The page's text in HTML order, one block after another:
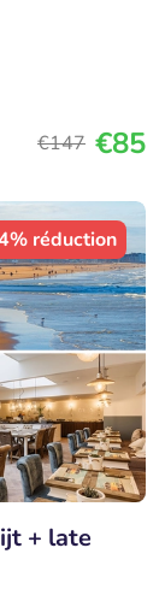
€147 €85
réduction
+ late